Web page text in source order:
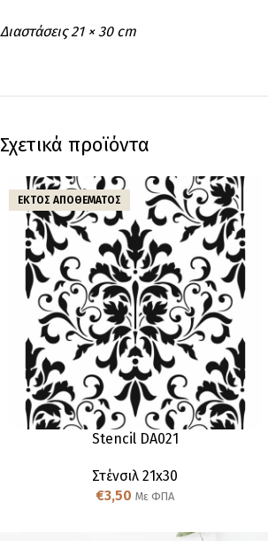
Διαστάσεις 21 × 30 cm
Σχετικά προϊόντα
ΕΚΤΌΣ ΑΠΟΘΈΜΑΤΟΣ
Stencil DA021
Στένσιλ 21x30
€3,50 Με ΦΠΑ